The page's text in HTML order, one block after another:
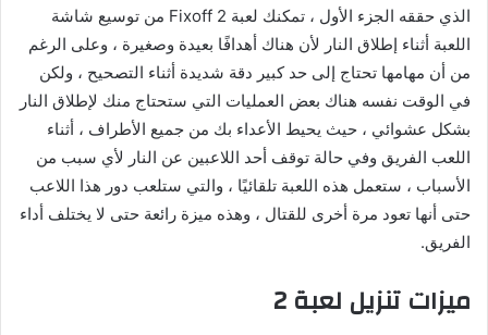
الذي حققه الجزء الأول ، تمكنك لعبة Fixoff 2 من توسيع شاشة
اللعبة أثناء إطلاق النار لأن هناك أهدافًا بعيدة وصغيرة ، وعلى الرغم
من أن مهامها تحتاج إلى حد كبير دقة شديدة أثناء التصحيح ، ولكن
في الوقت نفسه هناك بعض العمليات التي ستحتاج منك لإطلاق النار
بشكل عشوائي ، حيث يحيط الأعداء بك من جميع الأطراف ، أثناء
اللعب الفريق وفي حالة توقف أحد اللاعبين عن النار لأي سبب من
الأسباب ، ستعمل هذه اللعبة تلقائيًا ، والتي ستلعب دور هذا اللاعب
حتى أنها تعود مرة أخرى للقتال ، وهذه ميزة رائعة حتى لا يختلف أداء
الفريق.
ميزات تنزيل لعبة 2